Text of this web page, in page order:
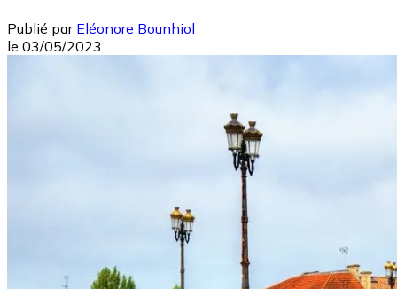
Publié par Eléonore Bounhiol
le 03/05/2023